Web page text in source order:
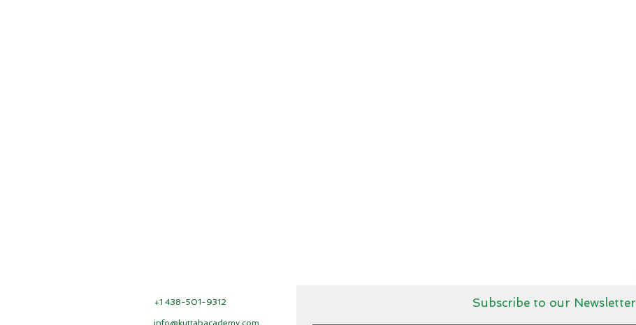
+1 438-501-9312
info@kuttabacademy.com
Subscribe to our Newsletter